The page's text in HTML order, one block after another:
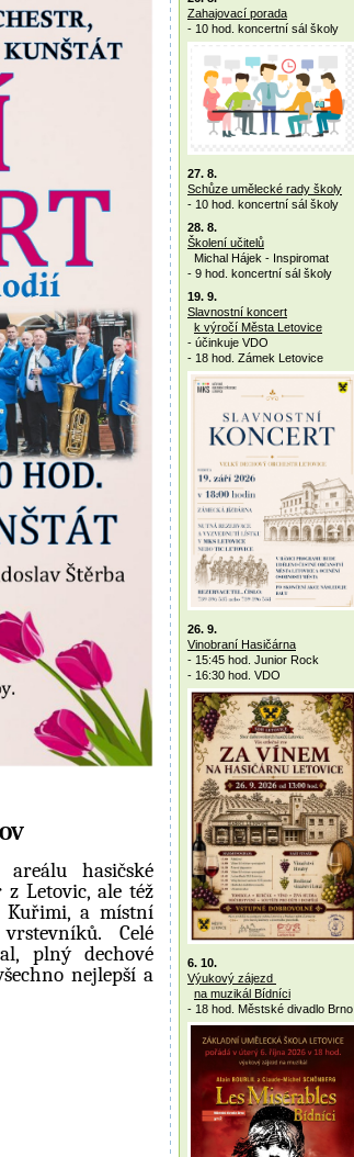
hasičské
Letovic, ale též
Kuřimi, a místní
Celé
plný dechové
nejlepší a
Zahajovací porada
- 10 hod. koncertní sál školy
27. 8.
Schůze umělecké rady školy
- 10 hod. koncertní sál školy
28. 8.
Školení učitelů
Michal Hájek - Inspiromat
- 9 hod. koncertní sál školy
19. 9.
Slavnostní koncert
k výročí Města Letovice
- účinkuje VDO
- 18 hod. Zámek Letovice
26. 9.
Vinobraní Hasičárna
- 15:45 hod. Junior Rock
- 16:30 hod. VDO
6. 10.
Výukový zájezd
na muzikál Bídníci
- 18 hod. Městské divadlo Brno